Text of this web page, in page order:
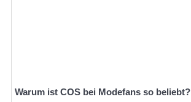
Warum ist COS bei Modefans so beliebt?